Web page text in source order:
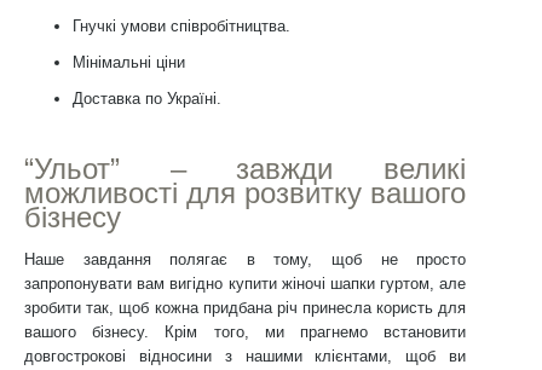
Гнучкі умови співробітництва.
Мінімальні ціни
Доставка по Україні.
“Ульот” – завжди великі
можливості для розвитку вашого
бізнесу
Наше завдання полягає в тому, щоб не просто
запропонувати вам вигідно купити жіночі шапки гуртом, але
зробити так, щоб кожна придбана річ принесла користь для
вашого бізнесу. Крім того, ми прагнемо встановити
довгострокові відносини з нашими клієнтами, щоб ви